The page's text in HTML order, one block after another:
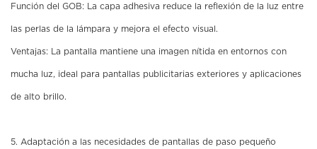
Función del GOB: La capa adhesiva reduce la reflexión de la luz entre
las perlas de la lámpara y mejora el efecto visual.
Ventajas: La pantalla mantiene una imagen nítida en entornos con
mucha luz, ideal para pantallas publicitarias exteriores y aplicaciones
de alto brillo.
5. Adaptación a las necesidades de pantallas de paso pequeño